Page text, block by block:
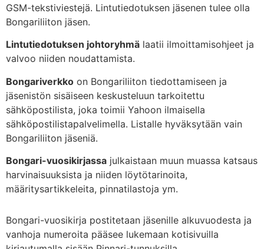
GSM-tekstiviestejä. Lintutiedotuksen jäsenen tulee olla
Bongariliiton jäsen.
Lintutiedotuksen johtoryhmä laatii ilmoittamisohjeet ja
valvoo niiden noudattamista.
Bongariverkko on Bongariliiton tiedottamiseen ja
jäsenistön sisäiseen keskusteluun tarkoitettu
sähköpostilista, joka toimii Yahoon ilmaisella
sähköpostilistapalvelimella. Listalle hyväksytään vain
Bongariliiton jäseniä.
Bongari-vuosikirjassa julkaistaan muun muassa katsaus
harvinaisuuksista ja niiden löytötarinoita,
määritysartikkeleita, pinnatilastoja ym.
Bongari-vuosikirja postitetaan jäsenille alkuvuodesta ja
vanhoja numeroita pääsee lukemaan kotisivuilla